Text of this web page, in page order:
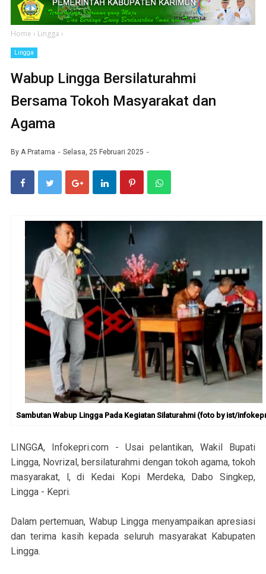
Home › Lingga ›
Lingga
Wabup Lingga Bersilaturahmi
Bersama Tokoh Masyarakat dan
Agama
By A Pratama Selasa, 25 Februari 2025
Sambutan Wabup Lingga Pada Kegiatan Silaturahmi (foto by ist/
LINGGA, Infokepri.com - Usai pelantikan, Wakil Bupati
Lingga, Novrizal, bersilaturahmi dengan tokoh agama, tokoh
masyarakat, l, di Kedai Kopi Merdeka, Dabo Singkep,
Lingga - Kepri.
Dalam pertemuan, Wabup Lingga menyampaikan apresiasi
dan terima kasih kepada seluruh masyarakat Kabupaten
Lingga.